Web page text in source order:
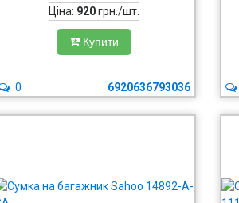
Ціна: 920грн./шт.
Купити
6920636793036
0